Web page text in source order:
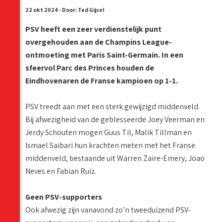
22 okt 2024 - Door: Ted Gijsel
PSV heeft een zeer verdienstelijk punt
overgehouden aan de Champins League-
ontmoeting met Paris Saint-Germain. In een
sfeervol Parc des Princes houden de
Eindhovenaren de Franse kampioen op 1-1.
PSV treedt aan met een sterk gewijzigd middenveld.
Bij afwezigheid van de geblesseerde Joey Veerman en
Jerdy Schouten mogen Guus Til, Malik Tillman en
Ismael Saibari hun krachten meten met het Franse
middenveld, bestaande uit Warren Zaire-Emery, Joao
Neves en Fabian Ruiz.
Geen PSV-supporters
Ook afwezig zijn vanavond zo’n tweeduizend PSV-